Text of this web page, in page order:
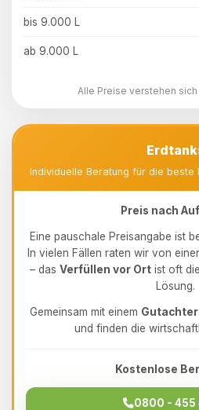
bis 9.000 L
ab 9.000 L
Alle Preise verstehen sich
Individuelle Beratung für die beste
Preis nach
Eine pauschale Preisangabe ist
In vielen Fällen raten wir von
– das Verfüllen vor Ort ist oft
Lösung.
Gemeinsam mit einem Gutachter
und finden die
Kostenlose
0800 - 455